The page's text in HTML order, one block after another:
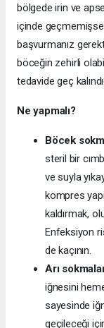
bölgede irin ve
içinde
başvurmanız
böceğin zehirli
tedavide geç
Ne yapmalı?
Böcek
steril bir
ve suyla
kompres
kaldırmak,
Enfeksiyon
de kaçının.
Arı
iğnesini
sayesinde
geçileceği